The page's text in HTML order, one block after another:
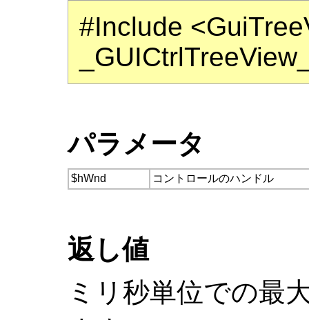
#Include
パラメータ
$hWnd コントロールのハンドル
返し値
ミリ秒単位での最